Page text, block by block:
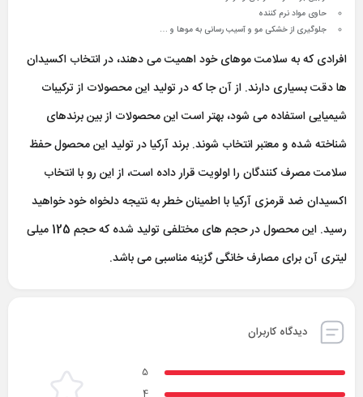
حاوی مواد نرم کننده
جلوگیری از خشکی مو و آسیب رسانی به موها و …
افرادی که به سلامت موهای خود اهمیت می دهند، در انتخاب اکسیدان
ها دقت بسیاری دارند. از آن جا که در تولید این محصولات از ترکیبات
شیمیایی استفاده می شود، بهتر است این محصولات از بین برندهای
شناخته شده و معتبر انتخاب شوند. برند آرکیا در تولید این محصول حفظ
سلامت مصرف کنندگان را اولویت قرار داده است، از این رو با انتخاب
اکسیدان ضد قرمزی آرکیا با اطمینان خطر به نتیجه دلخواه خود خواهید
رسید. این محصول در حجم های مختلفی تولید شده که حجم 125 میلی
لیتری آن برای مصارف خانگی گزینه مناسبی می باشد.
دیدگاه کاربران
5
4